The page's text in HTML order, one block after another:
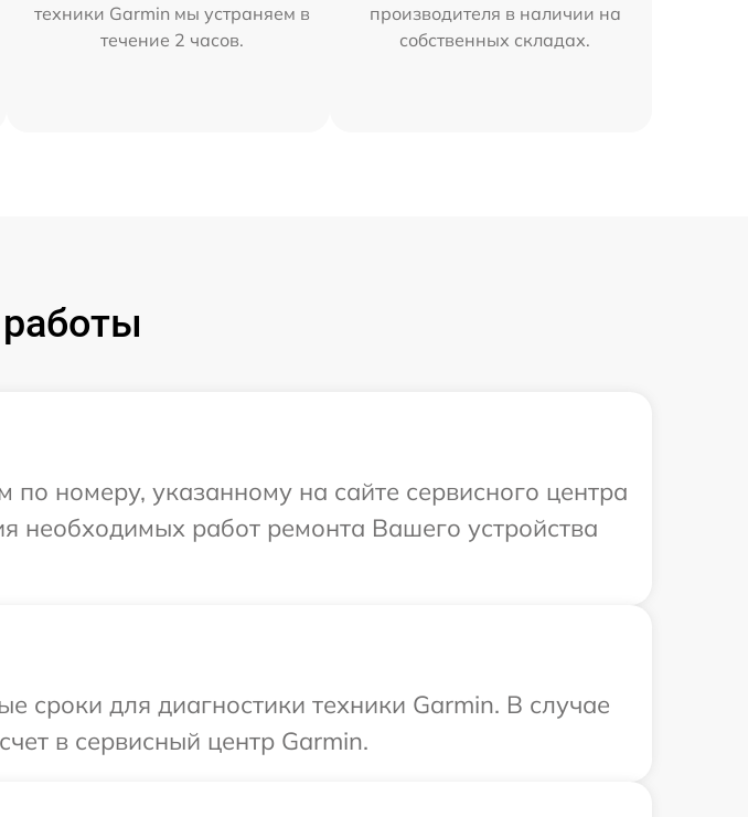
техники Garmin мы устраняем в
течение 2 часов.
производителя в наличии на
собственных складах.
номеру, указанному на сайте сервисного центра
необходимых работ ремонта Вашего устройства
для диагностики техники Garmin. В случае
в сервисный центр Garmin.